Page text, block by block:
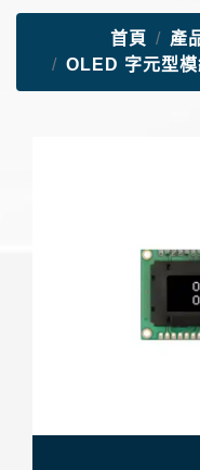
首頁 產
OLED 字元型模